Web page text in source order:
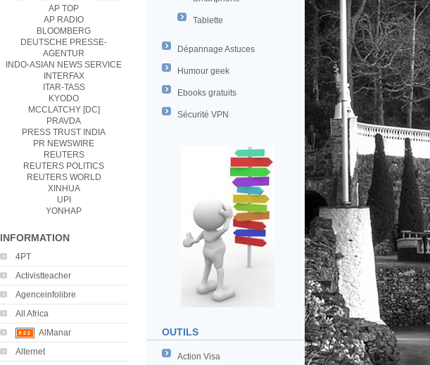
Tablette
Dépannage Astuces
Humour geek
Ebooks gratuits
Sécurité VPN
OUTILS
Action Visa
AP TOP
AP RADIO
BLOOMBERG
DEUTSCHE PRESSE-
AGENTUR
INDO-ASIAN NEWS SERVICE
INTERFAX
ITAR-TASS
KYODO
MCCLATCHY [DC]
PRAVDA
PRESS TRUST INDIA
PR NEWSWIRE
REUTERS
REUTERS POLITICS
REUTERS WORLD
XINHUA
UPI
YONHAP
INFORMATION
4PT
Activistteacher
Agenceinfolibre
All Africa
AlManar
Alternet